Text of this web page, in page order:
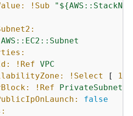
!Sub "${
AWS::EC2::Subnet
!Ref VPC
!Select [ 1
!Ref
false